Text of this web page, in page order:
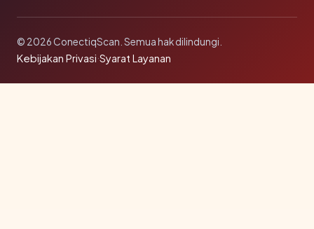
© 2026 ConectiqScan. Semua hak dilindungi.
Kebijakan Privasi·Syarat Layanan